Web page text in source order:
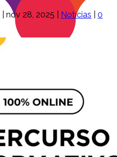
nov 28, 2025 Notícias
0